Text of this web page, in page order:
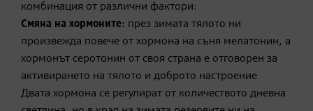
комбинация от различни фактори:
Смяна на хормоните: през зимата тялото ни
произвежда повече от хормона на съня мелатонин, а
хормонът серотонин от своя страна е отговорен за
активирането на тялото и доброто настроение.
Двата хормона се регулират от количеството дневна